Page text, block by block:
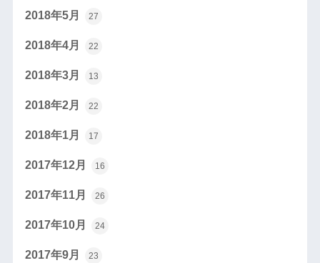
2018年5月 27
2018年4月 22
2018年3月 13
2018年2月 22
2018年1月 17
2017年12月 16
2017年11月 26
2017年10月 24
2017年9月 23